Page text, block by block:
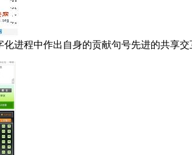
进程中作出自身的贡献句号先进的共享